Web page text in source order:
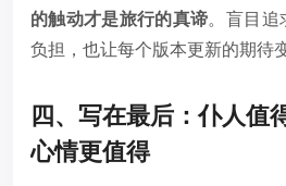
的触动才是旅行的真谛。盲目追
负担，也让每个版本更新的期待
四、写在最后：仆人值
心情更值得